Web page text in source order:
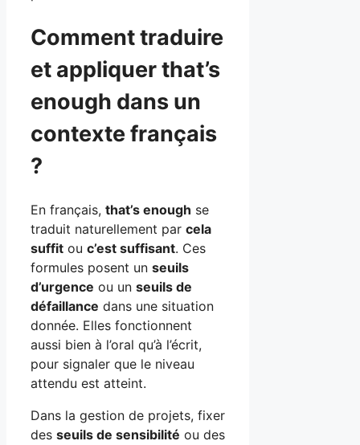
Comment traduire
et appliquer that’s
enough dans un
contexte français
?
En français, that’s enough se
traduit naturellement par cela
suffit ou c’est suffisant. Ces
formules posent un seuils
d’urgence ou un seuils de
défaillance dans une situation
donnée. Elles fonctionnent
aussi bien à l’oral qu’à l’écrit,
pour signaler que le niveau
attendu est atteint.
Dans la gestion de projets, fixer
des seuils de sensibilité ou des